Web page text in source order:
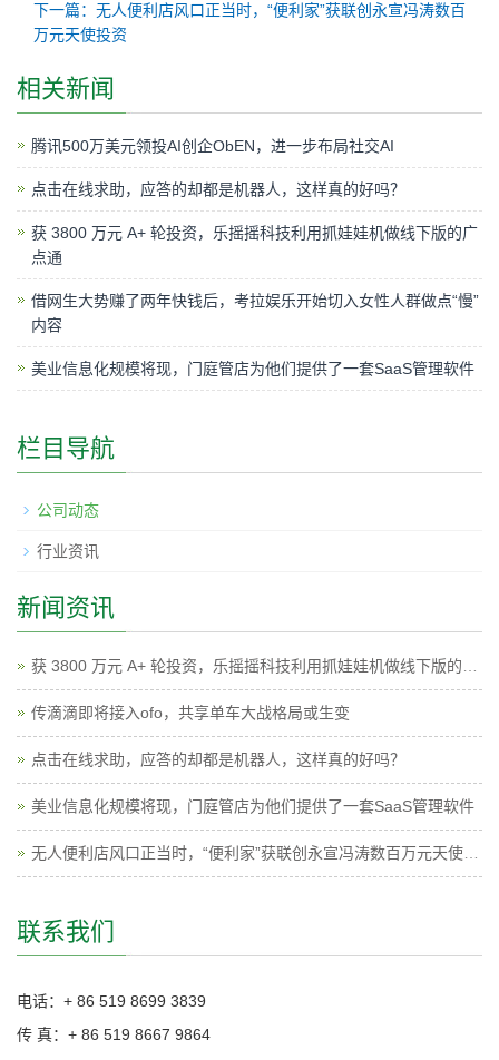
下一篇：无人便利店风口正当时，“便利家”获联创永宣冯涛数百
万元天使投资
相关新闻
腾讯500万美元领投AI创企ObEN，进一步布局社交AI
点击在线求助，应答的却都是机器人，这样真的好吗？
获 3800 万元 A+ 轮投资，乐摇摇科技利用抓娃娃机做线下版的广
点通
借网生大势赚了两年快钱后，考拉娱乐开始切入女性人群做点“慢”
内容
美业信息化规模将现，门庭管店为他们提供了一套SaaS管理软件
栏目导航
公司动态
行业资讯
新闻资讯
传滴滴即将接入ofo，共享单车大战格局或生变
点击在线求助，应答的却都是机器人，这样真的好吗？
美业信息化规模将现，门庭管店为他们提供了一套SaaS管理软件
联系我们
电话：+ 86 519 8699 3839
传 真：+ 86 519 8667 9864